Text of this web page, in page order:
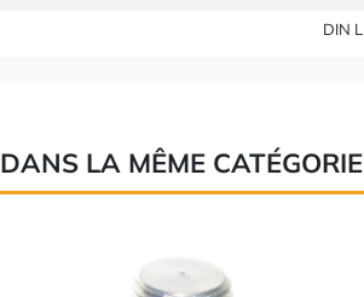
DIN L
DANS LA MÊME CATÉGORIE